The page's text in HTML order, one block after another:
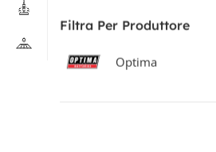
Filtra Per Produttore
Optima